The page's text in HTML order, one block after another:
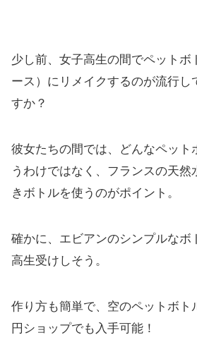
少し前、女子高生の間でペットボ
ース）にリメイクするのが流行し
すか？
彼女たちの間では、どんなペット
うわけではなく、フランスの天然
きボトルを使うのがポイント。
確かに、エビアンのシンプルなボ
高生受けしそう。
作り方も簡単で、空のペットボト
円ショップでも入手可能！